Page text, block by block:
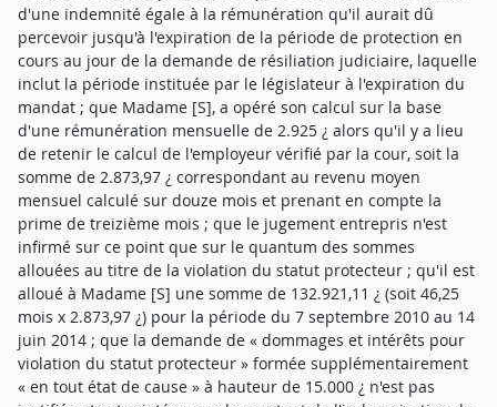
d'une indemnité égale à la rémunération qu'il aurait dû
percevoir jusqu'à l'expiration de la période de protection en
cours au jour de la demande de résiliation judiciaire, laquelle
inclut la période instituée par le législateur à l'expiration du
mandat ; que Madame [S], a opéré son calcul sur la base
d'une rémunération mensuelle de 2.925 ¿ alors qu'il y a lieu
de retenir le calcul de l'employeur vérifié par la cour, soit la
somme de 2.873,97 ¿ correspondant au revenu moyen
mensuel calculé sur douze mois et prenant en compte la
prime de treizième mois ; que le jugement entrepris n'est
infirmé sur ce point que sur le quantum des sommes
allouées au titre de la violation du statut protecteur ; qu'il est
alloué à Madame [S] une somme de 132.921,11 ¿ (soit 46,25
mois x 2.873,97 ¿) pour la période du 7 septembre 2010 au 14
juin 2014 ; que la demande de « dommages et intérêts pour
violation du statut protecteur » formée supplémentairement
« en tout état de cause » à hauteur de 15.000 ¿ n'est pas